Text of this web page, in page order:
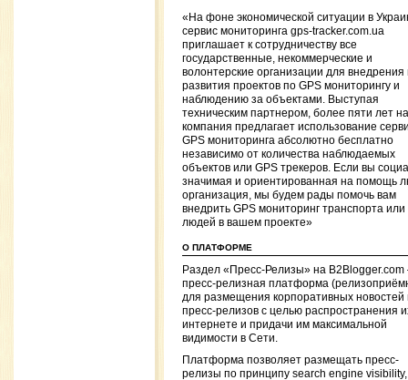
«На фоне экономической ситуации в
сервис мониторинга gps-tracker.com.ua
приглашает к сотрудничеству все
государственные, некоммерческие и
волонтерские организации для внедрения
развития проектов по GPS мониторингу и
наблюдению за объектами. Выступая
техническим партнером, более пяти лет
компания предлагает использование
GPS мониторинга абсолютно бесплатно
независимо от количества наблюдаемых
объектов или GPS трекеров. Если вы
значимая и ориентированная на помощь
организация, мы будем рады помочь вам
внедрить GPS мониторинг транспорта или
людей в вашем проекте»
О ПЛАТФОРМЕ
Раздел «Пресс-Релизы» на
пресс-релизная платформа
для размещения корпоративных новостей
пресс-релизов с целью распространения
интернете и придачи им максимальной
видимости в Сети.
Платформа позволяет размещать пресс-
релизы по принципу search engine visibility,